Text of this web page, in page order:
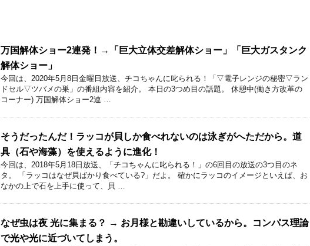
万国解体ショー2連発！→「巨大立体交差解体ショー」「巨大ガスタンク
解体ショー」
今回は、2020年5月8日金曜日放送、チコちゃんに叱られる！「▽電子レンジの秘密▽ラン
ドセル▽ツバメの巣」の番組内容を紹介。 本日の3つめ目の話題。 休憩中(働き方改革の
コーナー) 万国解体ショー2連 …
そうだったんだ！ラッコが貝しか食べれないのは泳ぎがへただから。道
具（石や海藻）を使えるように進化！
今回は、2018年5月18日放送、「チコちゃんに叱られる！」の6回目の放送の3つ目のネ
タ。 「ラッコはなぜ貝ばかり食べている?」だよ。 確かにラッコのイメージといえば、お
なかの上で石を上手に使って、貝 …
なぜ虫は夜 光に集まる？ → お月様と勘違いしているから。コンパス理論
で光や光に近づいてしまう。